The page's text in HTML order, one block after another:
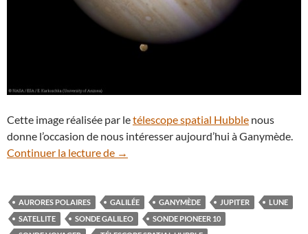
Cette image réalisée par letélescope spatial Hubble nous
donne l’occasion de nous intéresser aujourd’hui à Ganymède.
Continuer la lecture de Quand Ganymède passe derrière Jupiter
→
AURORES POLAIRES GALILÉE GANYMÈDE JUPITER
LUNE
SATELLITE
SONDE GALILEO
SONDE PIONEER 10